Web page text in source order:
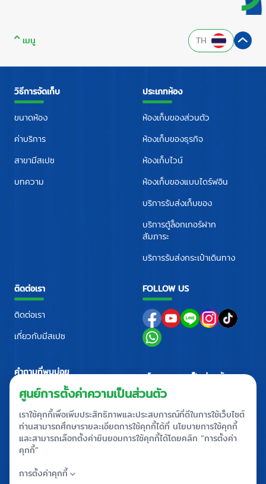
เมนู TH
วิธีการจัดเก็บ
ขนาดห้อง
ค่าบริการ
สาขามีสเปซ
บทความ
ประเภทห้อง
ห้องเก็บของส่วนตัว
ห้องเก็บของธุรกิจ
ห้องเก็บไวน์
ห้องเก็บของแบบไดร์ฟอิน
บริการรับส่งเก็บของ
บริการตู้ล็อกเกอร์ฝาก
สัมภาระ
บริการรับส่งกระเป๋าเดินทาง
ติดต่อเรา
ติดต่อเรา
เกี่ยวกับมีสเปซ
คำถามที่พบบ่อย
ศูนย์ติดต่อ
+66 2710 4088
+66 2 710 4090
callcenter@mespace.storage
FOLLOW US
นโยบายความเป็นส่วนตัว